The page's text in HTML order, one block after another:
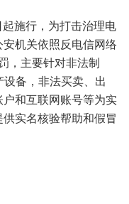
施行，为打击治理电
机关依照反电信网络
，主要针对非法制
设备，非法买卖、出
和互联网账号等为实
实名核验帮助和假冒